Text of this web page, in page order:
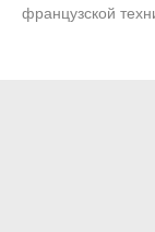
французской